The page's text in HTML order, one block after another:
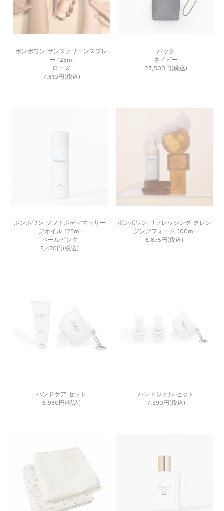
ボンポワン サンスクリーンスプレ
ー 125ml
ローズ
7,810円(税込)
バッグ
ネイビー
27,500円(税込)
ボンポワン ソフトボディマッサー
ジオイル 125ml
ペールピンク
8,470円(税込)
ボンポワン リフレッシング クレン
ジングフォーム 100ml
6,875円(税込)
ハンドケア セット
6,930円(税込)
ハンドジェル セット
7,590円(税込)